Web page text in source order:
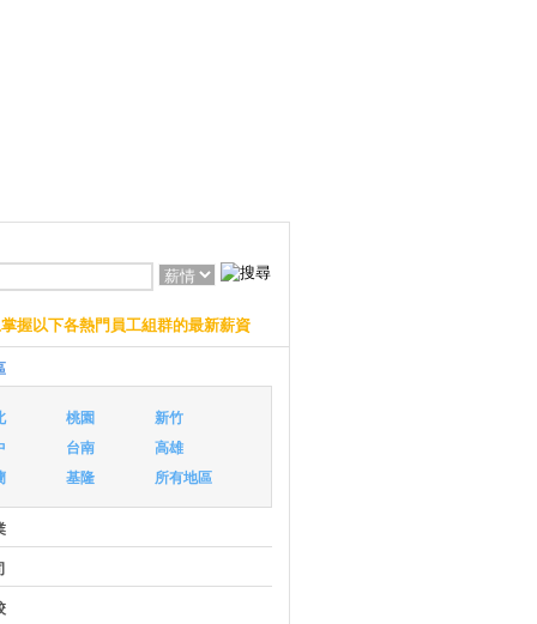
握以下各熱門員工組群的最新薪資
桃園
新竹
台南
高雄
基隆 所有地區